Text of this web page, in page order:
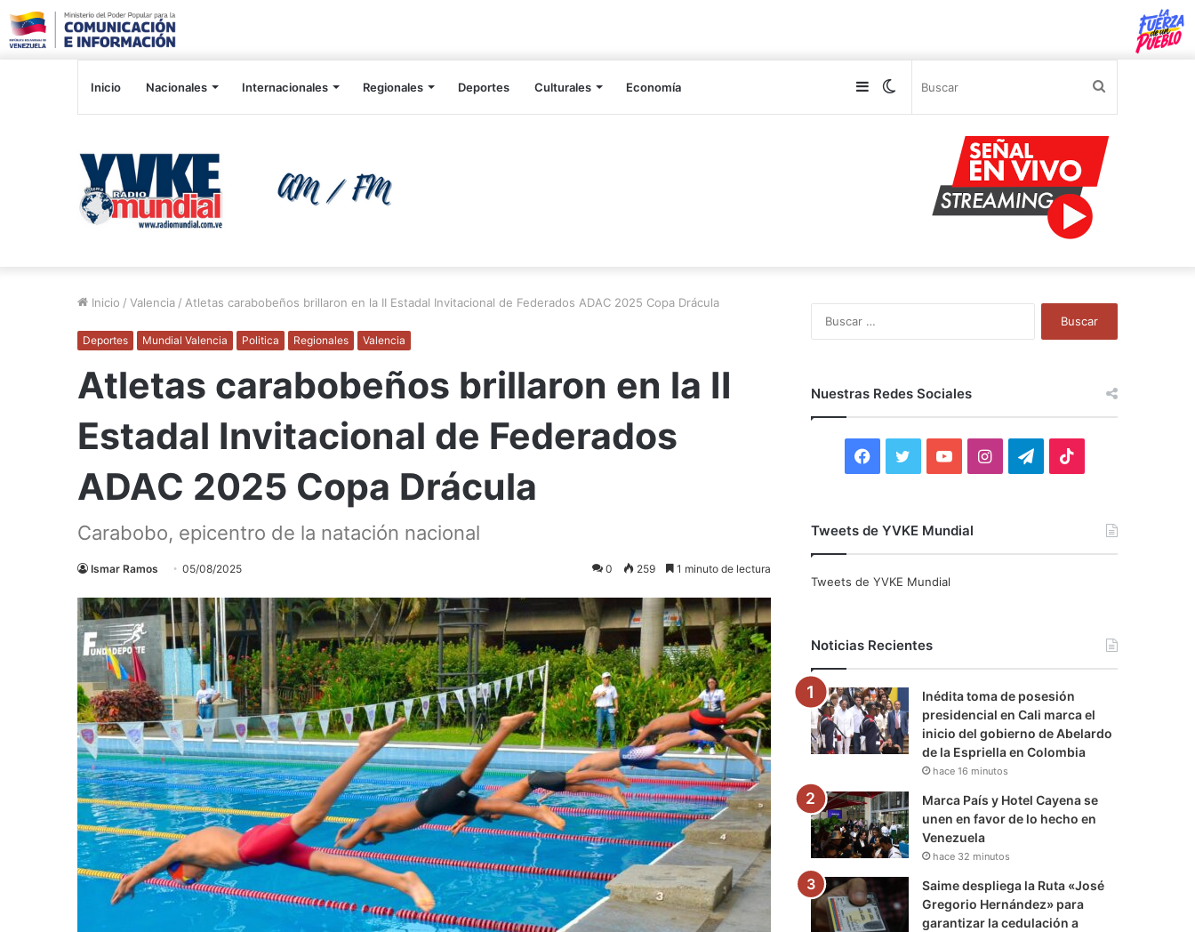
Inicio Nacionales Internacionales Regionales Deportes Culturales Economía Switch
Sidebar
Inicio / Valencia / Atletas carabobeños brillaron en la II Estadal Invitacional de Federados ADAC 2025 Copa Drácula
Deportes Mundial Valencia Politica Regionales Valencia
Atletas carabobeños brillaron en la II
Estadal Invitacional de Federados
ADAC 2025 Copa Drácula
Carabobo, epicentro de la natación nacional
Ismar Ramos 05/08/2025 0 259 1 minuto de lectura
Nuestras Redes Sociales
F
c
o
k
i
r
Y
u
e
I
r
a
m
T
a
m
Tweets de YVKE Mundial
Tweets de YVKE Mundial
Noticias Recientes
Inédita toma de posesión
presidencial en Cali marca el
inicio del gobierno de Abelardo
de la Espriella en Colombia
hace 16 minutos
Marca País y Hotel Cayena se
unen en favor de lo hecho en
Venezuela
hace 32 minutos
Saime despliega la Ruta «José
Gregorio Hernández» para
garantizar la cedulación a